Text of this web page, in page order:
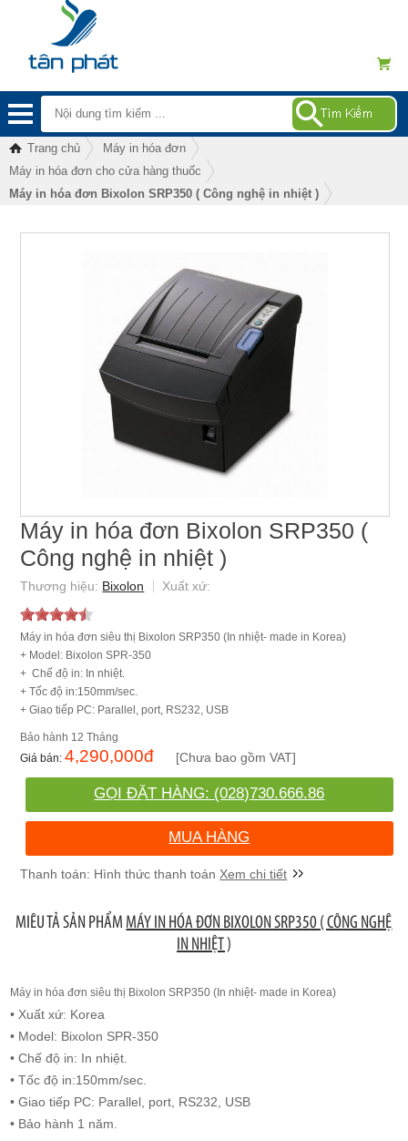
Trang chủ
Máy in hóa đơn
Máy in hóa đơn cho cửa hàng thuốc
Máy in hóa đơn Bixolon SRP350 ( Công nghệ in nhiệt )
Máy in hóa đơn Bixolon SRP350 (
Công nghệ in nhiệt )
Bixolon
Máy in hóa đơn siêu thị Bixolon SRP350 (In nhiệt- made in Korea)
+ Model: Bixolon SPR-350
+ Chế độ in: In nhiệt.
+ Tốc độ in:150mm/sec.
+ Giao tiếp PC: Parallel, port, RS232, USB
12 Tháng
4,290,000đ [Chưa bao gồm VAT]
GỌI ĐẶT HÀNG: (028)730.666.86
MUA HÀNG
Xem chi tiết
MIÊU TẢ SẢN PHẨM MÁY IN HÓA ĐƠN BIXOLON SRP350 ( CÔNG NGHỆ
IN NHIỆT )
Máy in hóa đơn siêu thị Bixolon SRP350 (In nhiệt- made in Korea)
• Xuất xứ: Korea
• Model: Bixolon SPR-350
• Chế độ in: In nhiệt.
• Tốc độ in:150mm/sec.
• Giao tiếp PC: Parallel, port, RS232, USB
• Bảo hành 1 năm.